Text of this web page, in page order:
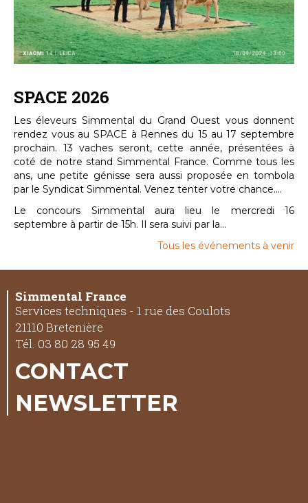
SPACE 2026
Les éleveurs Simmental du Grand Ouest vous donnent
rendez vous au SPACE à Rennes du 15 au 17 septembre
prochain. 13 vaches seront, cette année, présentées à
coté de notre stand Simmental France. Comme tous les
ans, une petite génisse sera aussi proposée en tombola
par le Syndicat Simmental. Venez tenter votre chance....
Le concours Simmental aura lieu le mercredi 16
septembre à partir de 15h. Il sera suivi par la...
Tous les événements à venir
Simmental France
Services techniques - 1 rue des Coulots
21110 Bretenière
Tél. 03 80 28 95 49
CONTACT
NEWSLETTER